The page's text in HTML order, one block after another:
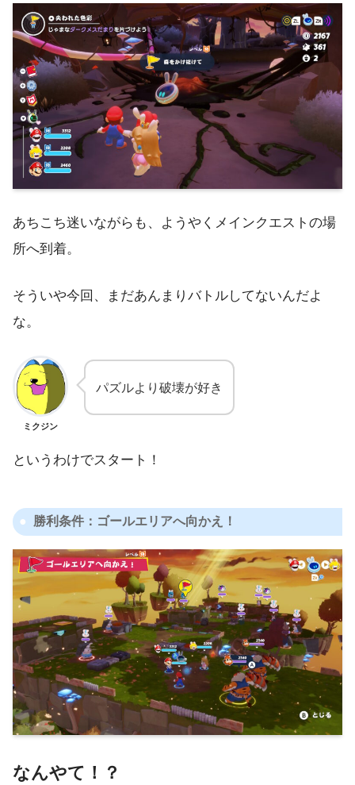
あちこち迷いながらも、ようやくメインクエストの場
所へ到着。
そういや今回、まだあんまりバトルしてないんだよ
な。
ミクジン
パズルより破壊が好き
というわけでスタート！
勝利条件：ゴールエリアへ向かえ！
なんやて！？